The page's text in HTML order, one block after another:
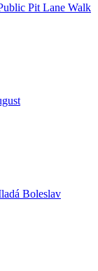
Pit Lane Walk
Boleslav